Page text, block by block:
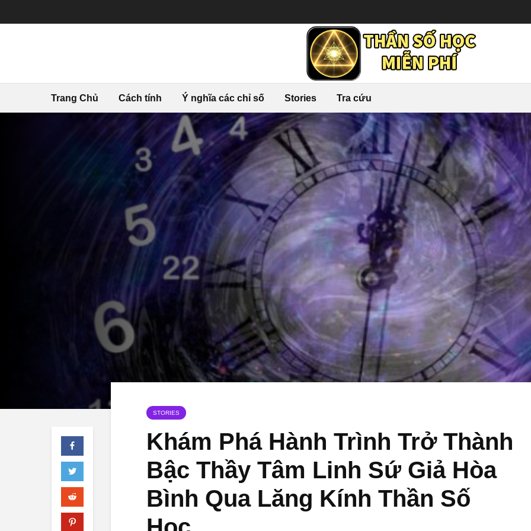
Trang Chủ Cách tính Ý nghĩa các chỉ số Stories Tra cứu
STORIES
Khám Phá Hành Trình Trở Thành
Bậc Thầy Tâm Linh Sứ Giả Hòa
Bình Qua Lăng Kính Thần Số